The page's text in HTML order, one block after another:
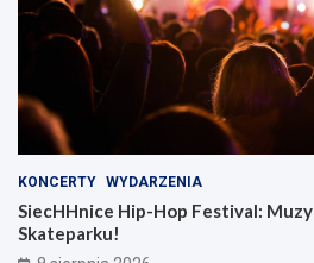
KONCERTY WYDARZENIA
SiecHHnice Hip-Hop Festival:
Skateparku!